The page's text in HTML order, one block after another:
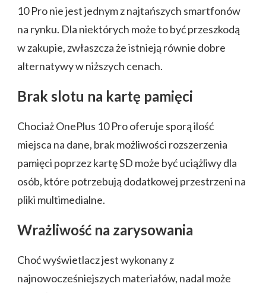
10 Pro nie jest jednym z najtańszych smartfonów
na rynku. Dla niektórych może to być przeszkodą
w zakupie, zwłaszcza że istnieją równie dobre
alternatywy w niższych cenach.
Brak slotu na kartę pamięci
Chociaż OnePlus 10 Pro oferuje sporą ilość
miejsca na dane, brak możliwości rozszerzenia
pamięci poprzez kartę SD może być uciążliwy dla
osób, które potrzebują dodatkowej przestrzeni na
pliki multimedialne.
Wrażliwość na zarysowania
Choć wyświetlacz jest wykonany z
najnowocześniejszych materiałów, nadal może